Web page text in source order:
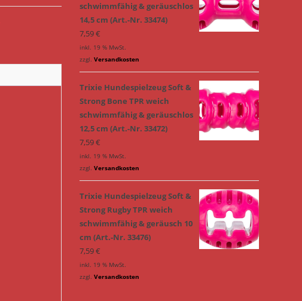
schwimmfähig & geräuschlos
14,5 cm (Art.-Nr. 33474)
7,59€
inkl. 19 % MwSt.
zzgl. Versandkosten
Trixie Hundespielzeug Soft &
Strong Bone TPR weich
schwimmfähig & geräuschlos
12,5 cm (Art.-Nr. 33472)
7,59€
inkl. 19 % MwSt.
zzgl. Versandkosten
Trixie Hundespielzeug Soft &
Strong Rugby TPR weich
schwimmfähig & geräusch 10
cm (Art.-Nr. 33476)
7,59€
inkl. 19 % MwSt.
zzgl. Versandkosten